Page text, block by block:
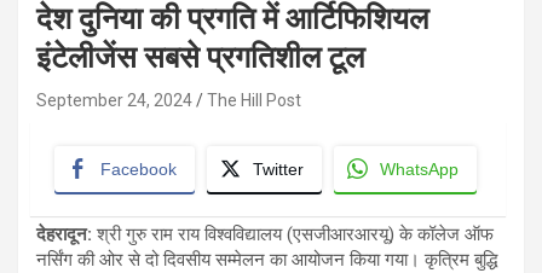
देश दुनिया की प्रगति में आर्टिफिशियल
इंटेलीजेंस सबसे प्रगतिशील टूल
September 24, 2024 The Hill Post
Facebook Twitter WhatsApp
देहरादून: श्री गुरु राम राय विश्वविद्यालय (एसजीआरआरयू) के कॉलेज ऑफ
नर्सिंग की ओर से दो दिवसीय सम्मेलन का आयोजन किया गया। कृत्रिम बुद्धि